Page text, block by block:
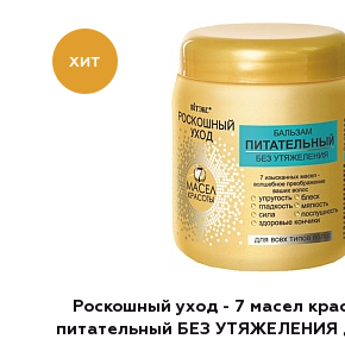
Роскошный уход - 7 масел
питательный БЕЗ УТЯЖЕЛЕНИЯ